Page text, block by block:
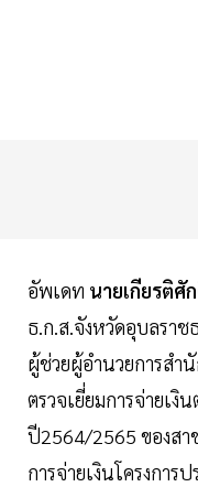
อัพเดท นายเกียรติศั
ธ.ก.ส.จังหวัดอุบลรา
ผู้ช่วยผู้อำนวยการสำ
ตรวจเยี่ยมการจ่ายเงิ
ปี2564/2565 ของสา
การจ่ายเงินโครงกา